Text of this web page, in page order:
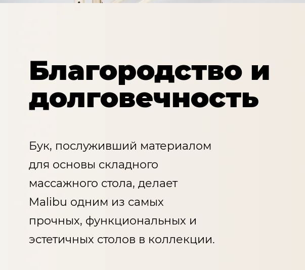
Благородство и
долговечность
Бук, послуживший материалом
для основы складного
массажного стола, делает
Malibu одним из самых
прочных, функциональных и
эстетичных столов в коллекции.